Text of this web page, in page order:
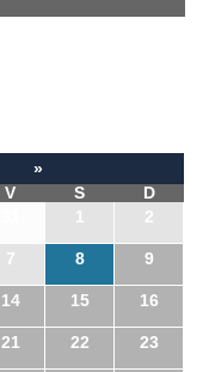
»
V S
D
1 2
7 8 9
14 15 16
21 22 23